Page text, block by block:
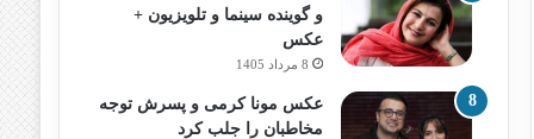
و گوینده سینما و تلویزیون +
عکس
8 مرداد 1405
عکس مونا کرمی و پسرش توجه
مخاطبان را جلب کرد